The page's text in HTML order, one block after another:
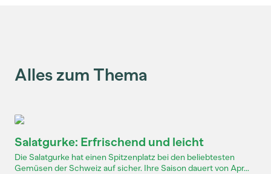
Alles zum Thema
Salatgurke: Erfrischend und leicht
Die Salatgurke hat einen Spitzenplatz bei den beliebtesten
Gemüsen der Schweiz auf sicher. Ihre Saison dauert von Apr...